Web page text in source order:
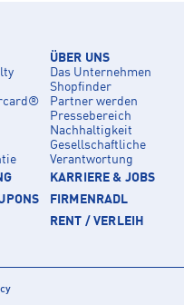
ÜBER UNS
Das Unternehmen
Shopfinder
Partner werden
Pressebereich
Nachhaltigkeit
Gesellschaftliche
Verantwortung
KARRIERE & JOBS
FIRMENRADL
RENT / VERLEIH